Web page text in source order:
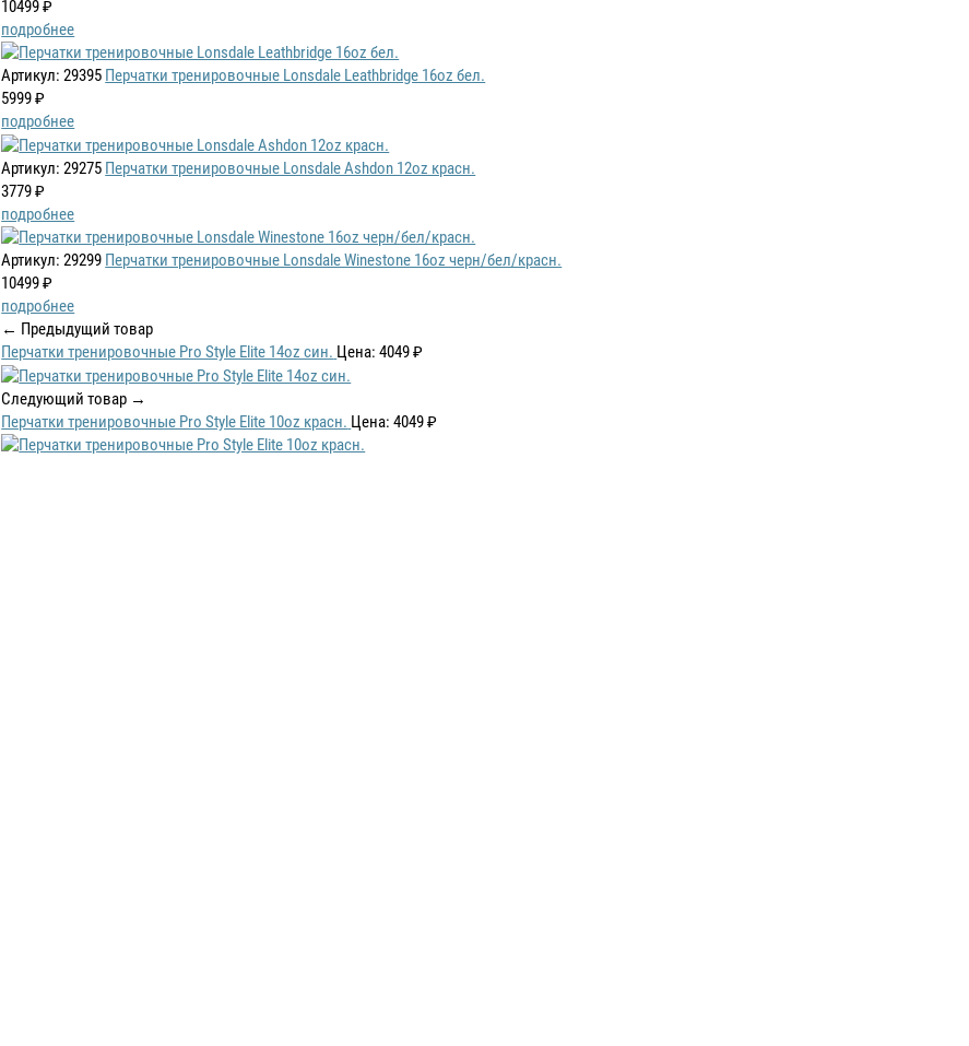
10499 ₽
подробнее
Артикул: 29395 Перчатки тренировочные Lonsdale Leathbridge 16oz бел.
5999 ₽
подробнее
Артикул: 29275 Перчатки тренировочные Lonsdale Ashdon 12oz красн.
3779 ₽
подробнее
Артикул: 29299 Перчатки тренировочные Lonsdale Winestone 16oz черн/бел/красн.
10499 ₽
подробнее
← Предыдущий товар
Перчатки тренировочные Pro Style Elite 14oz син. Цена: 4049 ₽
Следующий товар →
Перчатки тренировочные Pro Style Elite 10oz красн. Цена: 4049 ₽